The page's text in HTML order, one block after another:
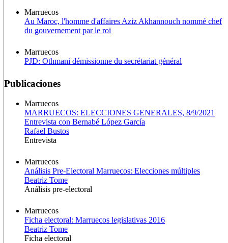
Marruecos
Au Maroc, l'homme d'affaires Aziz Akhannouch nommé chef
du gouvernement par le roi
Marruecos
PJD: Othmani démissionne du secrétariat général
Publicaciones
Marruecos
MARRUECOS: ELECCIONES GENERALES, 8/9/2021
Entrevista con Bernabé López García
Rafael Bustos
Entrevista
Marruecos
Análisis Pre-Electoral Marruecos: Elecciones múltiples
Beatriz Tome
Análisis pre-electoral
Marruecos
Ficha electoral: Marruecos legislativas 2016
Beatriz Tome
Ficha electoral